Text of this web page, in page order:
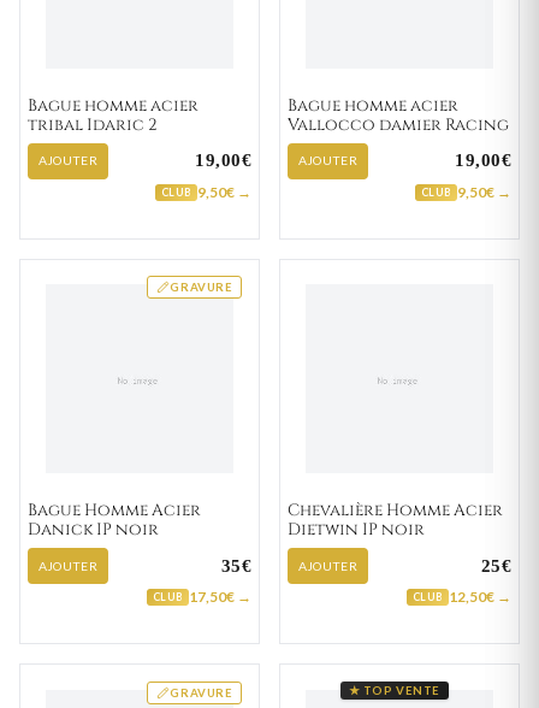
Bague homme acier
tribal Idaric 2
AJOUTER 19,00€
CLUB 9,50€ →
Bague homme acier
Vallocco damier Racing
AJOUTER 19,00€
CLUB 9,50€ →
GRAVURE
Bague Homme Acier
Danick IP noir
AJOUTER 35€
CLUB 17,50€ →
Chevalière Homme Acier
Dietwin IP noir
AJOUTER 25€
CLUB 12,50€ →
GRAVURE ★ TOP VENTE